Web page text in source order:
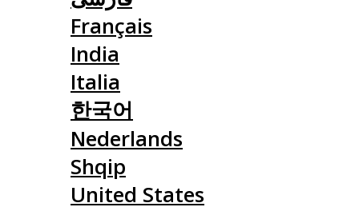
Français
India
Italia
한국어
Nederlands
Shqip
United States